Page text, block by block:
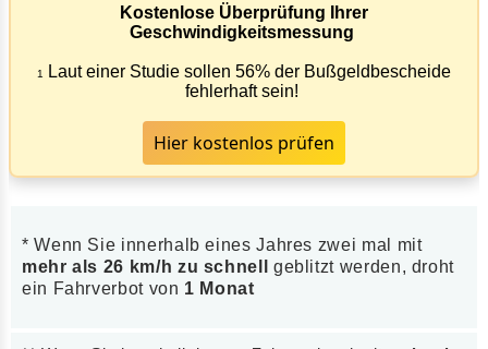
Kostenlose Überprüfung Ihrer
Geschwindigkeitsmessung
1
Laut einer Studie sollen 56% der Bußgeldbescheide
fehlerhaft sein!
Hier kostenlos prüfen
* Wenn Sie innerhalb eines Jahres zwei mal mit
mehr als 26 km/h zu schnell
geblitzt werden, droht
ein Fahrverbot von 1 Monat